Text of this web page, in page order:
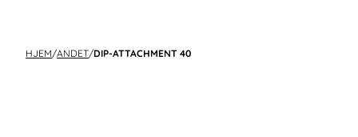
HJEM/ANDET/DIP-ATTACHMENT 40